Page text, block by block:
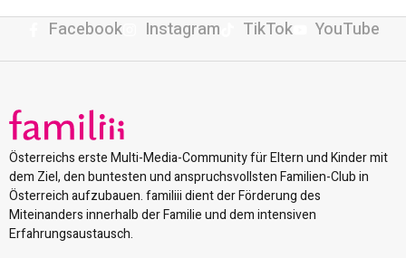
Facebook Instagram TikTok YouTube
Österreichs erste Multi-Media-Community für Eltern und Kinder mit
dem Ziel, den buntesten und anspruchsvollsten Familien-Club in
Österreich aufzubauen. familiii dient der Förderung des
Miteinanders innerhalb der Familie und dem intensiven
Erfahrungsaustausch.